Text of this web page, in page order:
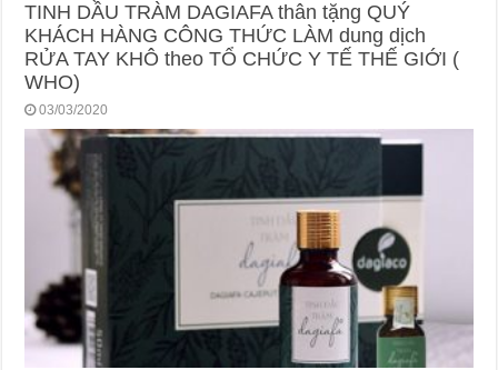
TINH DẦU TRÀM DAGIAFA thân tặng QUÝ
KHÁCH HÀNG CÔNG THỨC LÀM dung dịch
RỬA TAY KHÔ theo TỔ CHỨC Y TẾ THẾ GIỚI (
WHO)
03/03/2020